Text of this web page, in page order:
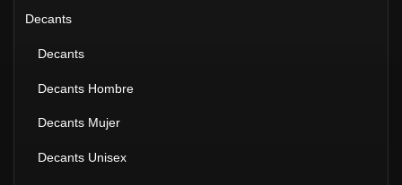
Decants
Decants
Decants Hombre
Decants Mujer
Decants Unisex